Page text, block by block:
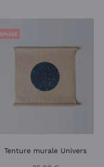
ÉPUISÉ
Tenture murale Univers